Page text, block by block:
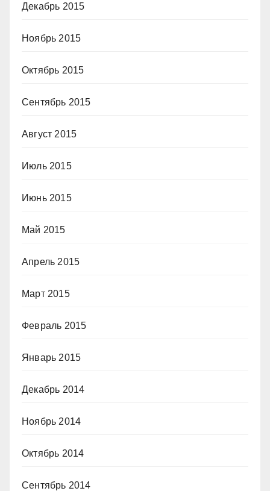
Декабрь 2015
Ноябрь 2015
Октябрь 2015
Сентябрь 2015
Август 2015
Июль 2015
Июнь 2015
Май 2015
Апрель 2015
Март 2015
Февраль 2015
Январь 2015
Декабрь 2014
Ноябрь 2014
Октябрь 2014
Сентябрь 2014